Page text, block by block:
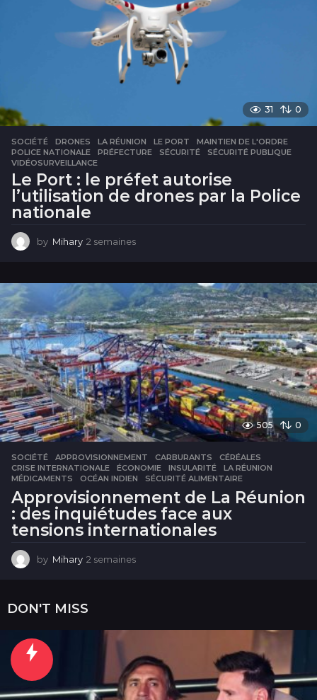
n
e
31 0
SOCIÉTÉ DRONES ,LA RÉUNION ,LE PORT ,MAINTIEN DE L'ORDRE
POLICE NATIONALE
,PRÉFECTURE ,SÉCURITÉ ,SÉCURITÉ PUBLIQUE
VIDÉOSURVEILLANCE
Le Port : le préfet autorise
l’utilisation de drones par la Police
nationale
by Mihary 2 semaines
m
a
i
n
e
s
505 0
SOCIÉTÉ APPROVISIONNEMENT ,CARBURANTS ,CÉRÉALES
CRISE INTERNATIONALE
,ÉCONOMIE ,INSULARITÉ ,LA RÉUNION
MÉDICAMENTS
,OCÉAN INDIEN ,SÉCURITÉ ALIMENTAIRE
Approvisionnement de La Réunion
: des inquiétudes face aux
tensions internationales
by Mihary 2 semaines
s
DON'T MISS